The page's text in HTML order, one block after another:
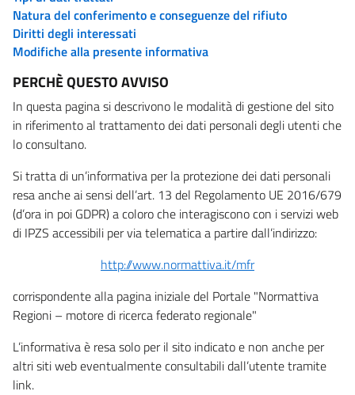
Natura del conferimento e conseguenze del rifiuto
Diritti degli interessati
Modifiche alla presente informativa
PERCHÈ QUESTO AVVISO
In questa pagina si descrivono le modalità di gestione del sito
in riferimento al trattamento dei dati personali degli utenti che
lo consultano.
Si tratta di un’informativa per la protezione dei dati personali
resa anche ai sensi dell’art. 13 del Regolamento UE 2016/679
(d’ora in poi GDPR) a coloro che interagiscono con i servizi web
di IPZS accessibili per via telematica a partire dall’indirizzo:
http://www.normattiva.it/mfr
corrispondente alla pagina iniziale del Portale "Normattiva
Regioni – motore di ricerca federato regionale"
L’informativa è resa solo per il sito indicato e non anche per
altri siti web eventualmente consultabili dall’utente tramite
link.